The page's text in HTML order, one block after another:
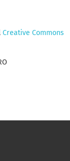
Creative Commons